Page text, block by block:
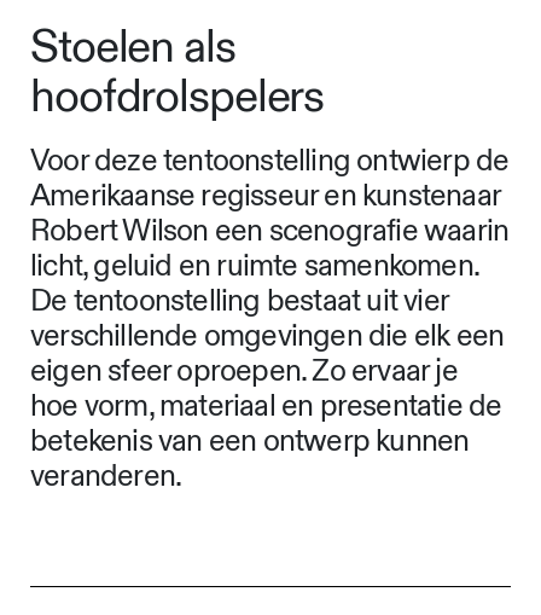
Stoelen als
hoofdrolspelers
Voor deze tentoonstelling ontwierp de
Amerikaanse regisseur en kunstenaar
Robert Wilson een scenografie waarin
licht, geluid en ruimte samenkomen.
De tentoonstelling bestaat uit vier
verschillende omgevingen die elk een
eigen sfeer oproepen. Zo ervaar je
hoe vorm, materiaal en presentatie de
betekenis van een ontwerp kunnen
veranderen.